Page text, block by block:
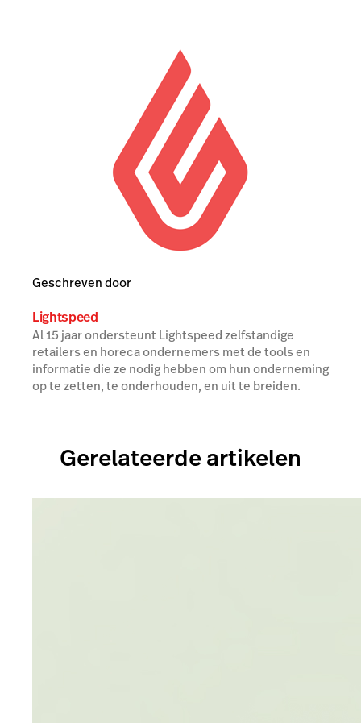
Geschreven door
Lightspeed
Al 15 jaar ondersteunt Lightspeed zelfstandige
retailers en horeca ondernemers met de tools en
informatie die ze nodig hebben om hun onderneming
op te zetten, te onderhouden, en uit te breiden.
Gerelateerde artikelen